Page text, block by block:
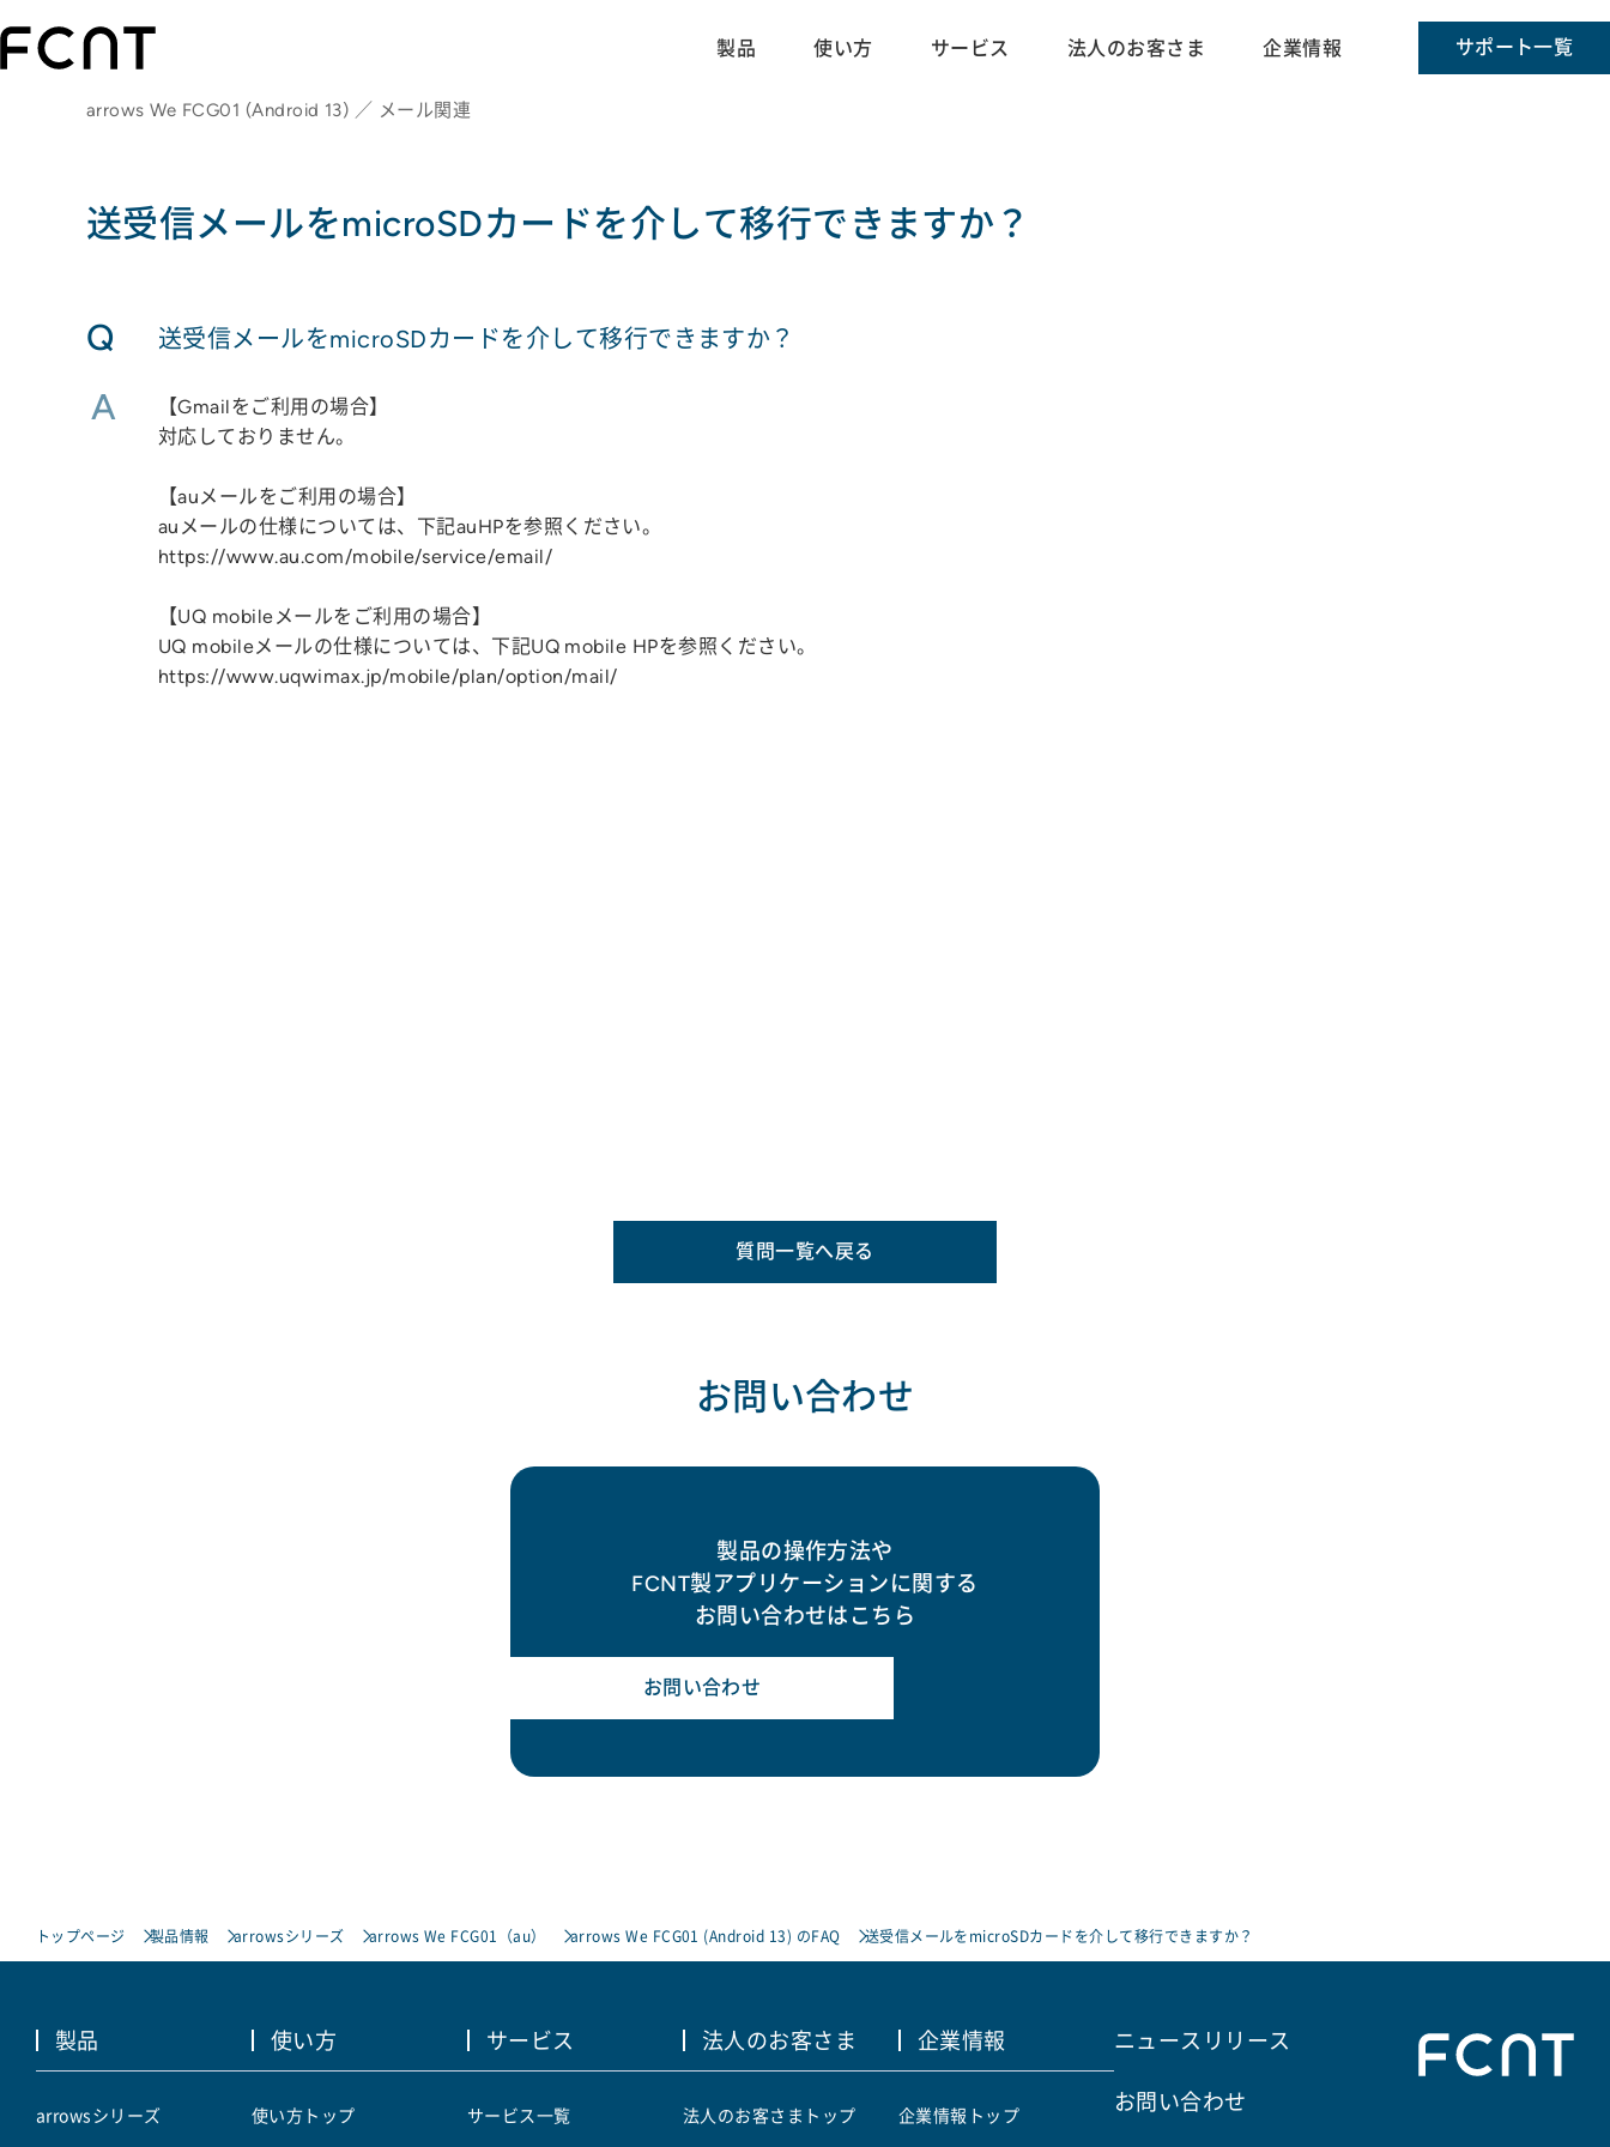
製品 使い方 サービス 法人のお客さま 企業情報 サポート一覧
arrows We FCG01 (Android 13) ／ メール関連
送受信メールをmicroSDカードを介して移行できますか？
Q 送受信メールをmicroSDカードを介して移行できますか？
A
【Gmailをご利用の場合】
対応しておりません。
【auメールをご利用の場合】
auメールの仕様については、下記auHPを参照ください。
https://www.au.com/mobile/service/email/
【UQ mobileメールをご利用の場合】
UQ mobileメールの仕様については、下記UQ mobile HPを参照ください。
https://www.uqwimax.jp/mobile/plan/option/mail/
質問一覧へ戻る
お問い合わせ
製品の操作方法や
FCNT製アプリケーションに関する
お問い合わせはこちら
お問い合わせ
トップページ 製品情報 arrowsシリーズ arrows We FCG01（au） arrows We FCG01 (Android 13) のFAQ 送受信メールをmicroSDカードを介して移行できますか？
製品
arrowsシリーズ
使い方
使い方トップ
サービス
サービス一覧
法人のお客さま
法人のお客さまトップ
企業情報
企業情報トップ
ニュースリリース
お問い合わせ